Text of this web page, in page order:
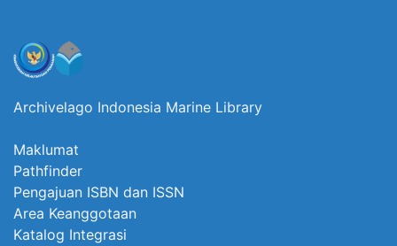
Archivelago Indonesia Marine Library
Maklumat
Pathfinder
Pengajuan ISBN dan ISSN
Area Keanggotaan
Katalog Integrasi